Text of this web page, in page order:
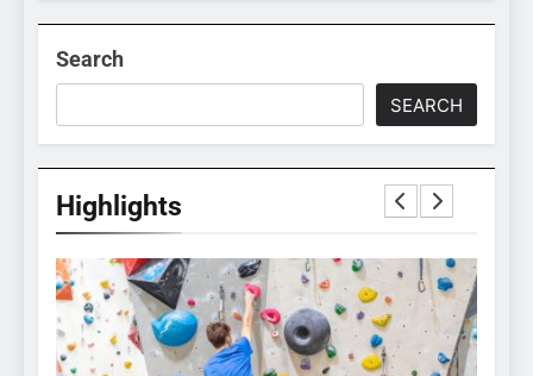
Search
SEARCH
Highlights